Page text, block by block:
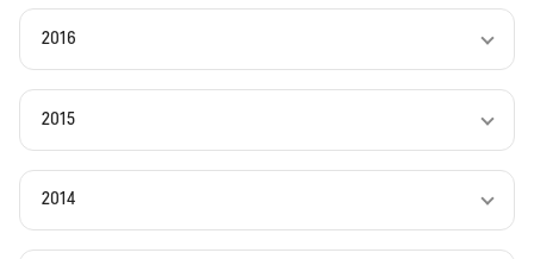
2016
2015
2014